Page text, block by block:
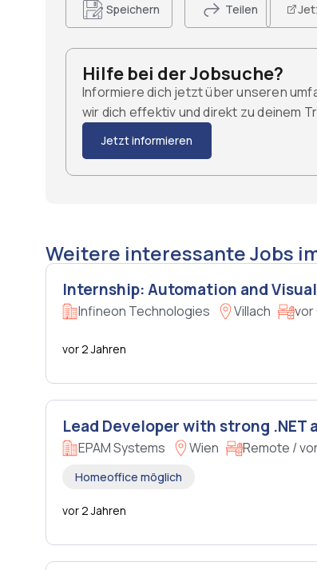
Speichern Teilen
Hilfe bei der Jobsuche?
Informiere dich jetzt über unseren
wir dich effektiv und direkt zu deinem
Jetzt informieren
Weitere interessante Jobs
Internship: Automation and
Infineon Technologies Villach vor
vor 2 Jahren
Lead Developer with strong
EPAM Systems Wien Remote /
Homeoffice möglich
vor 2 Jahren